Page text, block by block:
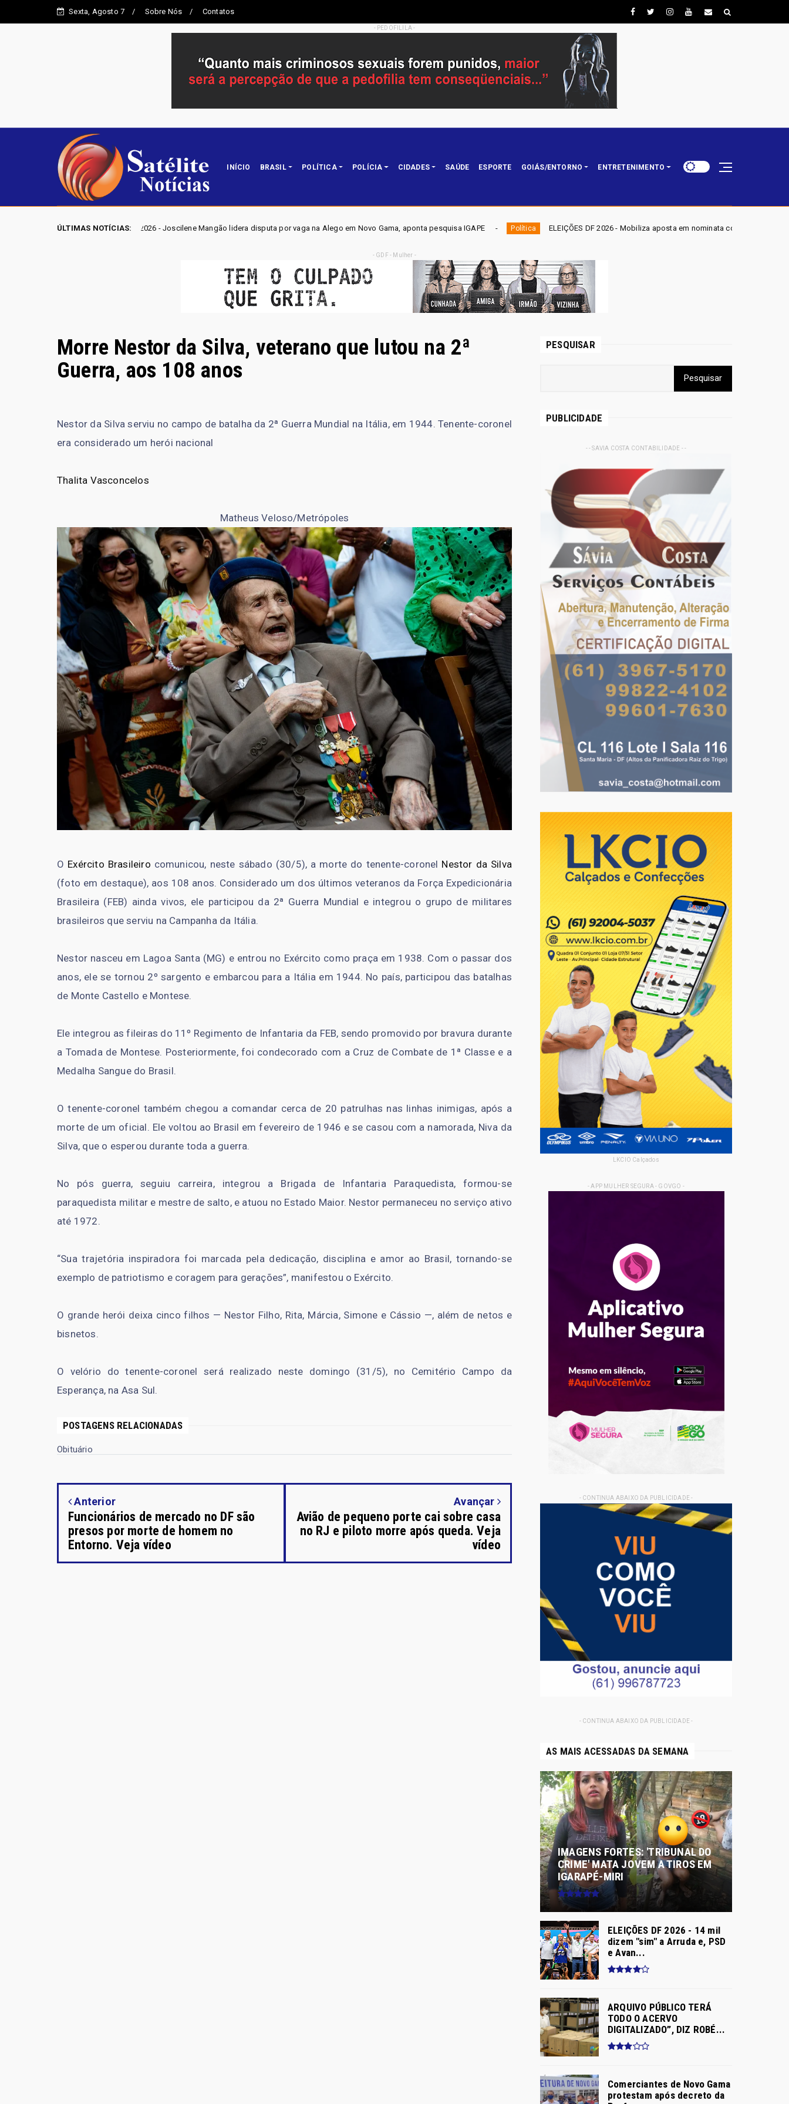
Sexta, Agosto 7 Sobre Nós Contatos
- PEDOFILILA -
INÍCIO BRASIL POLÍTICA POLÍCIA CIDADES SAÚDE ESPORTE GOIÁS/ENTORNO ENTRETENIMENTO
ÚLTIMAS NOTÍCIAS:
GO 2026 - Joscilene Mangão lidera disputa por vaga na Alego em Novo Gama, aponta pesquisa IGAPE Política ELEIÇÕES DF 2026 - Mobiliza aposta em nominata completa e mira eleger três deputados
- GDF - Mulher -
Morre Nestor da Silva, veterano que lutou na 2ª
Guerra, aos 108 anos
Nestor da Silva serviu no campo de batalha da 2ª Guerra Mundial na Itália, em 1944. Tenente-coronel
era considerado um herói nacional
Thalita Vasconcelos
Matheus Veloso/Metrópoles
O Exército Brasileiro comunicou, neste sábado (30/5), a morte do tenente-coronel Nestor da Silva
(foto em destaque), aos 108 anos. Considerado um dos últimos veteranos da Força Expedicionária
Brasileira (FEB) ainda vivos, ele participou da 2ª Guerra Mundial e integrou o grupo de militares
brasileiros que serviu na Campanha da Itália.
Nestor nasceu em Lagoa Santa (MG) e entrou no Exército como praça em 1938. Com o passar dos
anos, ele se tornou 2º sargento e embarcou para a Itália em 1944. No país, participou das batalhas
de Monte Castello e Montese.
Ele integrou as fileiras do 11º Regimento de Infantaria da FEB, sendo promovido por bravura durante
a Tomada de Montese. Posteriormente, foi condecorado com a Cruz de Combate de 1ª Classe e a
Medalha Sangue do Brasil.
O tenente-coronel também chegou a comandar cerca de 20 patrulhas nas linhas inimigas, após a
morte de um oficial. Ele voltou ao Brasil em fevereiro de 1946 e se casou com a namorada, Niva da
Silva, que o esperou durante toda a guerra.
No pós guerra, seguiu carreira, integrou a Brigada de Infantaria Paraquedista, formou-se
paraquedista militar e mestre de salto, e atuou no Estado Maior. Nestor permaneceu no serviço ativo
até 1972.
“Sua trajetória inspiradora foi marcada pela dedicação, disciplina e amor ao Brasil, tornando-se
exemplo de patriotismo e coragem para gerações”, manifestou o Exército.
O grande herói deixa cinco filhos — Nestor Filho, Rita, Márcia, Simone e Cássio —, além de netos e
bisnetos.
O velório do tenente-coronel será realizado neste domingo (31/5), no Cemitério Campo da
Esperança, na Asa Sul.
POSTAGENS RELACIONADAS
Obituário
Anterior
Funcionários de mercado no DF são
presos por morte de homem no
Entorno. Veja vídeo
Avançar
Avião de pequeno porte cai sobre casa
no RJ e piloto morre após queda. Veja
vídeo
PESQUISAR
PUBLICIDADE
- - SAVIA COSTA CONTABILIDADE - -
LKCIO Calçados
- APP MULHER SEGURA - GOVGO -
- CONTINUA ABAIXO DA PUBLICIDADE -
- CONTINUA ABAIXO DA PUBLICIDADE -
AS MAIS ACESSADAS DA SEMANA
IMAGENS FORTES: 'TRIBUNAL DO
CRIME' MATA JOVEM A TIROS EM
IGARAPÉ-MIRI
ELEIÇÕES DF 2026 - 14 mil
dizem "sim" a Arruda e, PSD
e Avan...
ARQUIVO PÚBLICO TERÁ
TODO O ACERVO
DIGITALIZADO”, DIZ ROBÉ...
Comerciantes de Novo Gama
protestam após decreto da